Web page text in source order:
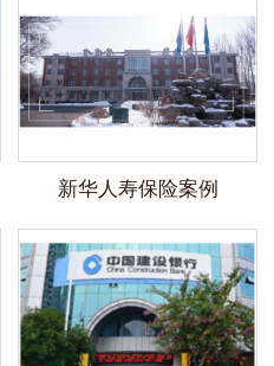
新华人寿保险案例